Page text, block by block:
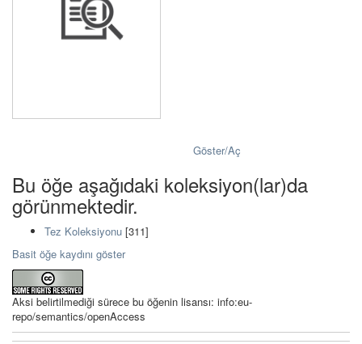
Göster/Aç
Bu öğe aşağıdaki koleksiyon(lar)da
görünmektedir.
Tez Koleksiyonu [311]
Basit öğe kaydını göster
Aksi belirtilmediği sürece bu öğenin lisansı: info:eu-
repo/semantics/openAccess